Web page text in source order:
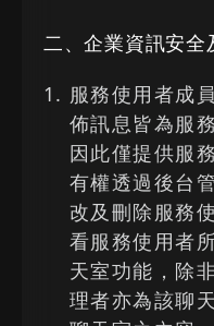
二、企業資訊安全
服務使用者成
佈訊息皆為服
因此僅提供服
有權透過後台
改及刪除服務
看服務使用者
天室功能，除
理者亦為該聊